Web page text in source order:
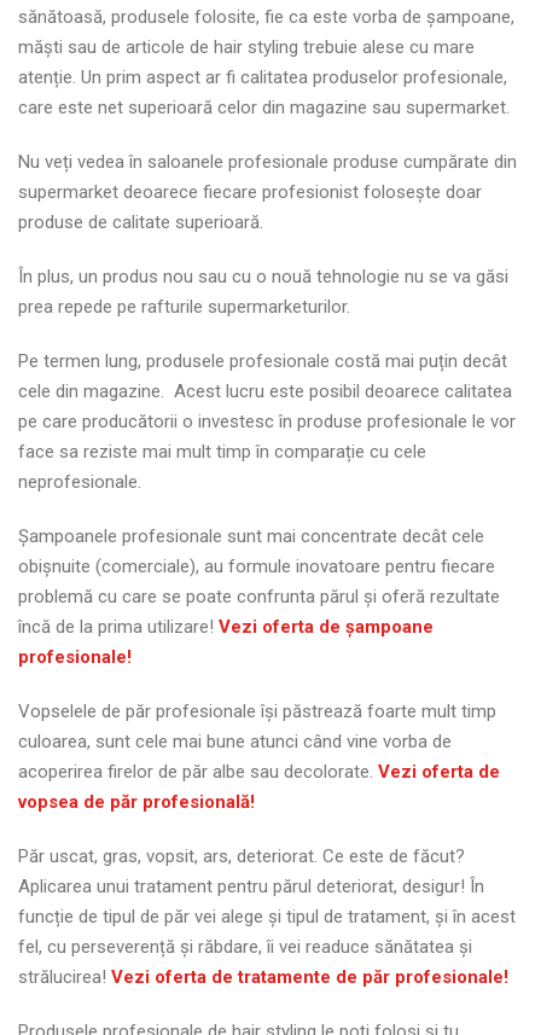
sănătoasă, produsele folosite, fie ca este vorba de șampoane,
măști sau de articole de hair styling trebuie alese cu mare
atenție. Un prim aspect ar fi calitatea produselor profesionale,
care este net superioară celor din magazine sau supermarket.
Nu veți vedea în saloanele profesionale produse cumpărate din
supermarket deoarece fiecare profesionist folosește doar
produse de calitate superioară.
În plus, un produs nou sau cu o nouă tehnologie nu se va găsi
prea repede pe rafturile supermarketurilor.
Pe termen lung, produsele profesionale costă mai puțin decât
cele din magazine. Acest lucru este posibil deoarece calitatea
pe care producătorii o investesc în produse profesionale le vor
face sa reziste mai mult timp în comparație cu cele
neprofesionale.
Șampoanele profesionale sunt mai concentrate decât cele
obișnuite (comerciale), au formule inovatoare pentru fiecare
problemă cu care se poate confrunta părul și oferă rezultate
încă de la prima utilizare! Vezi oferta de șampoane
profesionale!
Vopselele de păr profesionale își păstrează foarte mult timp
culoarea, sunt cele mai bune atunci când vine vorba de
acoperirea firelor de păr albe sau decolorate. Vezi oferta de
vopsea de păr profesională!
Păr uscat, gras, vopsit, ars, deteriorat. Ce este de făcut?
Aplicarea unui tratament pentru părul deteriorat, desigur! În
funcție de tipul de păr vei alege și tipul de tratament, și în acest
fel, cu perseverență și răbdare, îi vei readuce sănătatea și
strălucirea! Vezi oferta de tratamente de păr profesionale!